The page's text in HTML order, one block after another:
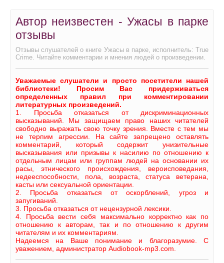
Автор неизвестен - Ужасы в парке
отзывы
Отзывы слушателей о книге Ужасы в парке, исполнитель: True
Crime. Читайте комментарии и мнения людей о произведении.
Уважаемые слушатели и просто посетители нашей
библиотеки! Просим Вас придерживаться
определенных правил при комментировании
литературных произведений.
1. Просьба отказаться от дискриминационных
высказываний. Мы защищаем право наших читателей
свободно выражать свою точку зрения. Вместе с тем мы
не терпим агрессии. На сайте запрещено оставлять
комментарий, который содержит унизительные
высказывания или призывы к насилию по отношению к
отдельным лицам или группам людей на основании их
расы, этнического происхождения, вероисповедания,
недееспособности, пола, возраста, статуса ветерана,
касты или сексуальной ориентации.
2. Просьба отказаться от оскорблений, угроз и
запугиваний.
3. Просьба отказаться от нецензурной лексики.
4. Просьба вести себя максимально корректно как по
отношению к авторам, так и по отношению к другим
читателям и их комментариям.
Надеемся на Ваше понимание и благоразумие. С
уважением, администратор Audiobook-mp3.com.